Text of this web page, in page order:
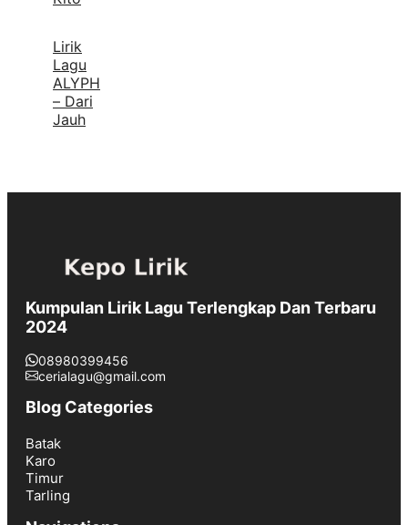
Lirik
Lagu
ALYPH
– Dari
Jauh
Kumpulan Lirik Lagu Terlengkap Dan Terbaru
2024
08980399456
cerialagu@gmail.com
Blog Categories
Batak
Karo
Timur
Tarling